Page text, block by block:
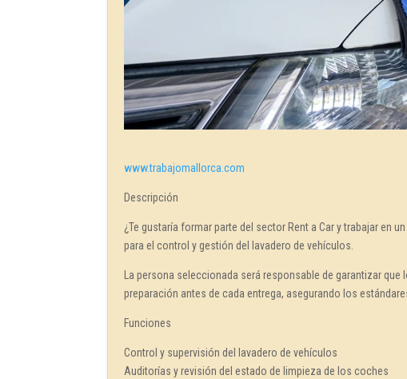
www.trabajomallorca.com
Descripción
¿Te gustaría formar parte del sector Rent a Car y trabajar
para el control y gestión del lavadero de vehículos.
La persona seleccionada será responsable de garantizar
preparación antes de cada entrega, asegurando los
Funciones
Control y supervisión del lavadero de vehículos
Auditorías y revisión del estado de limpieza de los coches